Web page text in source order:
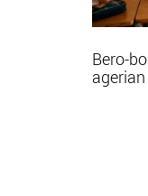
Bero-